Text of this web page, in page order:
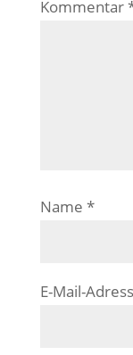
Kommentar
Name *
E-Mail-